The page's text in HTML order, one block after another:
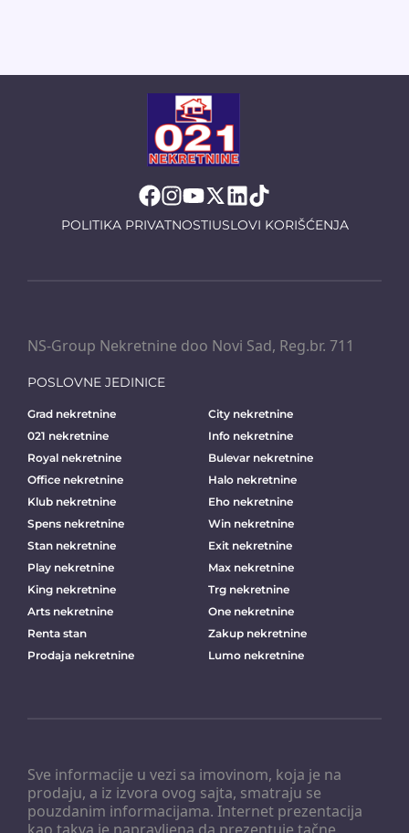
POLITIKA PRIVATNOSTIUSLOVI KORIŠĆENJA
Sve informacije u vezi sa imovinom, koja je na
prodaju, a iz izvora ovog sajta, smatraju se
pouzdanim informacijama. Internet prezentacija
NS-Group Nekretnine doo Novi Sad, Reg.br. 711
POSLOVNE JEDINICE
Grad nekretnine
City nekretnine
021 nekretnine
Info nekretnine
Royal nekretnine
Bulevar nekretnine
Office nekretnine
Halo nekretnine
Klub nekretnine
Eho nekretnine
Spens nekretnine
Win nekretnine
Stan nekretnine
Exit nekretnine
Play nekretnine
Max nekretnine
King nekretnine
Trg nekretnine
Arts nekretnine
One nekretnine
Renta stan
Zakup nekretnine
Prodaja nekretnine
Lumo nekretnine